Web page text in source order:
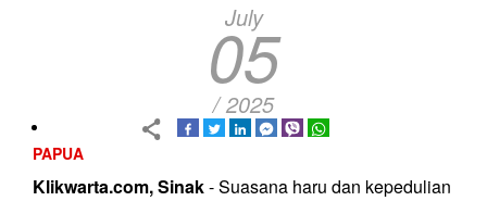
July
05
/ 2025
PAPUA
Klikwarta.com, Sinak- Suasana haru dan kepedulian